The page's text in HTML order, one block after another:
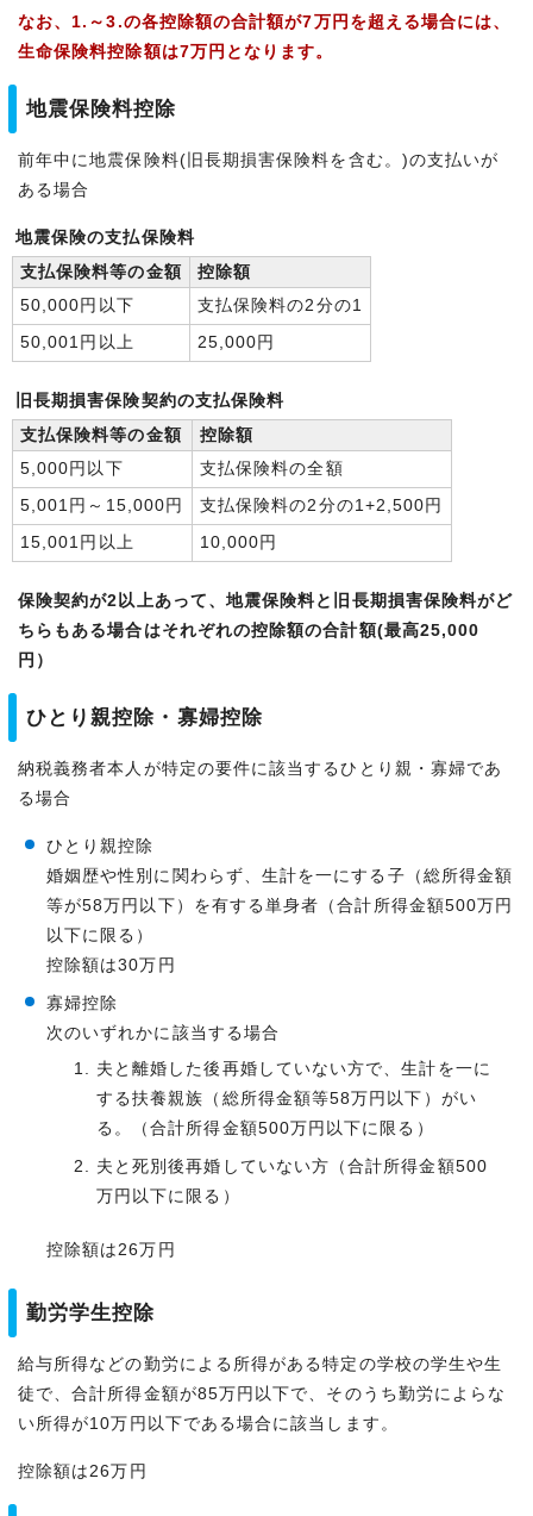
なお、1.～3.の各控除額の合計額が7万円を超える場合には、
生命保険料控除額は7万円となります。
地震保険料控除
前年中に地震保険料(旧長期損害保険料を含む。)の支払いが
ある場合
地震保険の支払保険料
支払保険料等の金額
控除額
50,000円以下
支払保険料の2分の1
50,001円以上 25,000円
旧長期損害保険契約の支払保険料
支払保険料等の金額
控除額
5,000円以下
支払保険料の全額
5,001円～15,000円 支払保険料の2分の1+2,500円
15,001円以上 10,000円
保険契約が2以上あって、地震保険料と旧長期損害保険料がど
ちらもある場合はそれぞれの控除額の合計額(最高25,000
円）
ひとり親控除・寡婦控除
納税義務者本人が特定の要件に該当するひとり親・寡婦であ
る場合
ひとり親控除
婚姻歴や性別に関わらず、生計を一にする子（総所得金額
等が58万円以下）を有する単身者（合計所得金額500万円
以下に限る）
控除額は30万円
寡婦控除
次のいずれかに該当する場合
夫と離婚した後再婚していない方で、生計を一に
する扶養親族（総所得金額等58万円以下）がい
る。（合計所得金額500万円以下に限る）
夫と死別後再婚していない方（合計所得金額500
万円以下に限る）
控除額は26万円
勤労学生控除
給与所得などの勤労による所得がある特定の学校の学生や生
徒で、合計所得金額が85万円以下で、そのうち勤労によらな
い所得が10万円以下である場合に該当します。
控除額は26万円